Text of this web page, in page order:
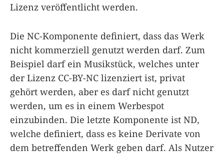
Lizenz veröffentlicht werden.
Die NC-Komponente definiert, dass das Werk
nicht kommerziell genutzt werden darf. Zum
Beispiel darf ein Musikstück, welches unter
der Lizenz CC-BY-NC lizenziert ist, privat
gehört werden, aber es darf nicht genutzt
werden, um es in einem Werbespot
einzubinden. Die letzte Komponente ist ND,
welche definiert, dass es keine Derivate von
dem betreffenden Werk geben darf. Als Nutzer